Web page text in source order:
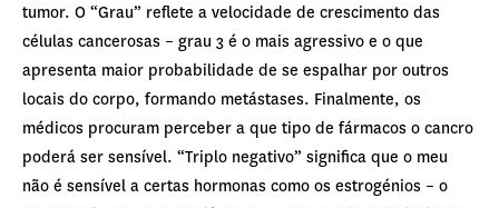
tumor. O “Grau” reflete a velocidade de crescimento das
células cancerosas – grau 3 é o mais agressivo e o que
apresenta maior probabilidade de se espalhar por outros
locais do corpo, formando metástases. Finalmente, os
médicos procuram perceber a que tipo de fármacos o cancro
poderá ser sensível. “Triplo negativo” significa que o meu
não é sensível a certas hormonas como os estrogénios – o